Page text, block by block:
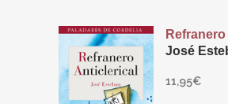
José
11,95€